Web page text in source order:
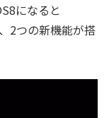
になると
2つの新機能が搭